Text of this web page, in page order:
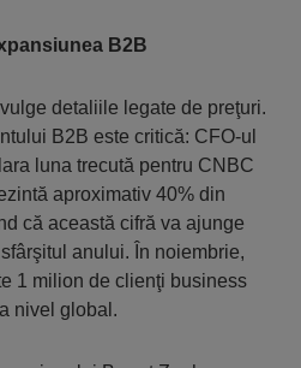
B2B
detaliile legate de preţuri.
B2B este critică: CFO-ul
luna trecută pentru CNBC
aproximativ 40% din
că această cifră va ajunge
anului. În noiembrie,
1 milion de clienţi business
nivel global.